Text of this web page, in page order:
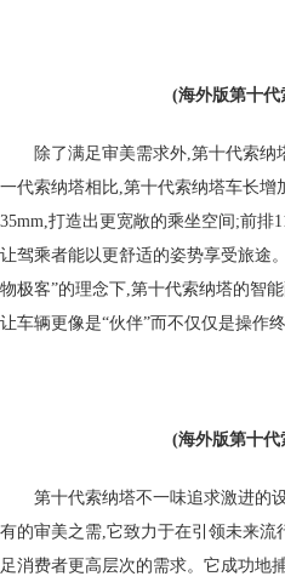
(海外版第十代
除了满足审美需求外,第十代索
一代索纳塔相比,第十代索纳塔车长增
35mm,打造出更宽敞的乘坐空间;前排
让驾乘者能以更舒适的姿势享受旅途
物极客”的理念下,第十代索纳塔的智
让车辆更像是“伙伴”而不仅仅是操作终
(海外版第十代
第十代索纳塔不一味追求激进的
有的审美之需,它致力于在引领未来
足消费者更高层次的需求。它成功地